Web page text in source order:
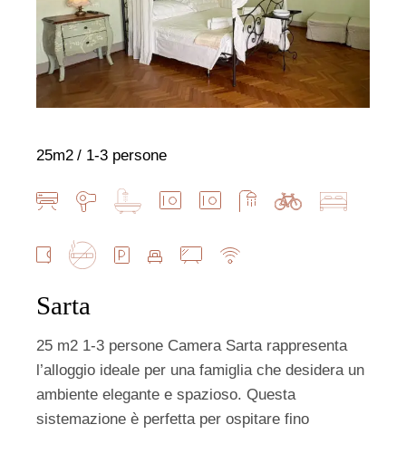
Sarta
25 m2 1-3 persone Camera Sarta rappresenta
l’alloggio ideale per una famiglia che desidera un
ambiente elegante e spazioso. Questa
sistemazione è perfetta per ospitare fino
25m2 1-3 persone